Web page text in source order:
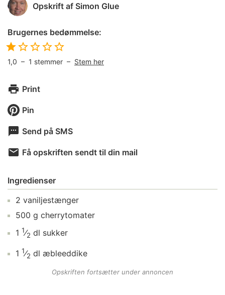
Opskrift af Simon Glue
Brugernes bedømmelse:
1,0 – 1 stemmer – Stem her
Print
Pin
Send på SMS
Få opskriften sendt til din mail
Ingredienser
2 vaniljestænger
500 g cherrytomater
1 1⁄2 dl sukker
1 1⁄2 dl æbleeddike
Opskriften fortsætter under annoncen